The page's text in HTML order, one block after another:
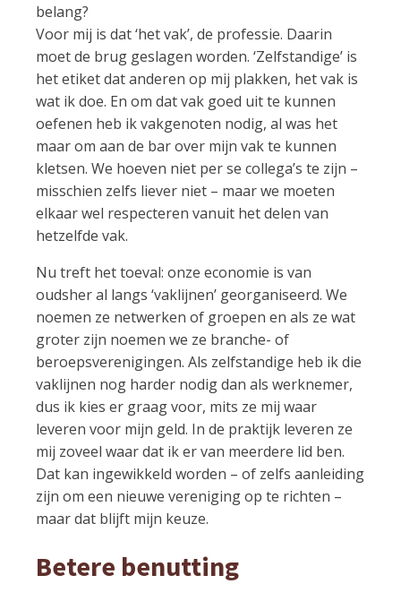
belang?
Voor mij is dat ‘het vak’, de professie. Daarin
moet de brug geslagen worden. ‘Zelfstandige’ is
het etiket dat anderen op mij plakken, het vak is
wat ik doe. En om dat vak goed uit te kunnen
oefenen heb ik vakgenoten nodig, al was het
maar om aan de bar over mijn vak te kunnen
kletsen. We hoeven niet per se collega’s te zijn –
misschien zelfs liever niet – maar we moeten
elkaar wel respecteren vanuit het delen van
hetzelfde vak.
Nu treft het toeval: onze economie is van
oudsher al langs ‘vaklijnen’ georganiseerd. We
noemen ze netwerken of groepen en als ze wat
groter zijn noemen we ze branche- of
beroepsverenigingen. Als zelfstandige heb ik die
vaklijnen nog harder nodig dan als werknemer,
dus ik kies er graag voor, mits ze mij waar
leveren voor mijn geld. In de praktijk leveren ze
mij zoveel waar dat ik er van meerdere lid ben.
Dat kan ingewikkeld worden – of zelfs aanleiding
zijn om een nieuwe vereniging op te richten –
maar dat blijft mijn keuze.
Betere benutting